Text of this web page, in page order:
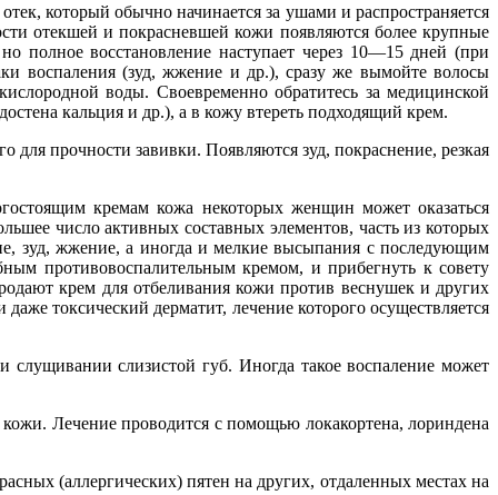
который обычно начинается за ушами и распространяется
отекшей и покрасневшей кожи появляются более крупные
полное восстановление наступает через 10—15 дней (при
воспаления (зуд, жжение и др.), сразу же вымойте волосы
воды. Своевременно обратитесь за медицинской
кальция и др.), а в кожу втереть подходящий крем.
для прочности завивки. Появляются зуд, покраснение, резкая
кремам кожа некоторых женщин может оказаться
число активных составных элементов, часть из которых
зуд, жжение, а иногда и мелкие высыпания с последующим
противовоспалительным кремом, и прибегнуть к совету
крем для отбеливания кожи против веснушек и других
токсический дерматит, лечение которого осуществляется
слизистой губ. Иногда такое воспаление может
Лечение проводится с помощью локакортена, лориндена
(аллергических) пятен на других, отдаленных местах на